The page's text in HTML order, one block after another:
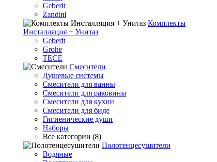
Geberit
Zandini
Комплекты
Инсталляция + Унитаз
Geberit
Grohe
TECE
Смесители
Душевые системы
Смесители для ванны
Смесители для раковины
Смесители для кухни
Смесители для биде
Гигиенические души
Наборы
Все категории (8)
Полотенцесушители
Водяные